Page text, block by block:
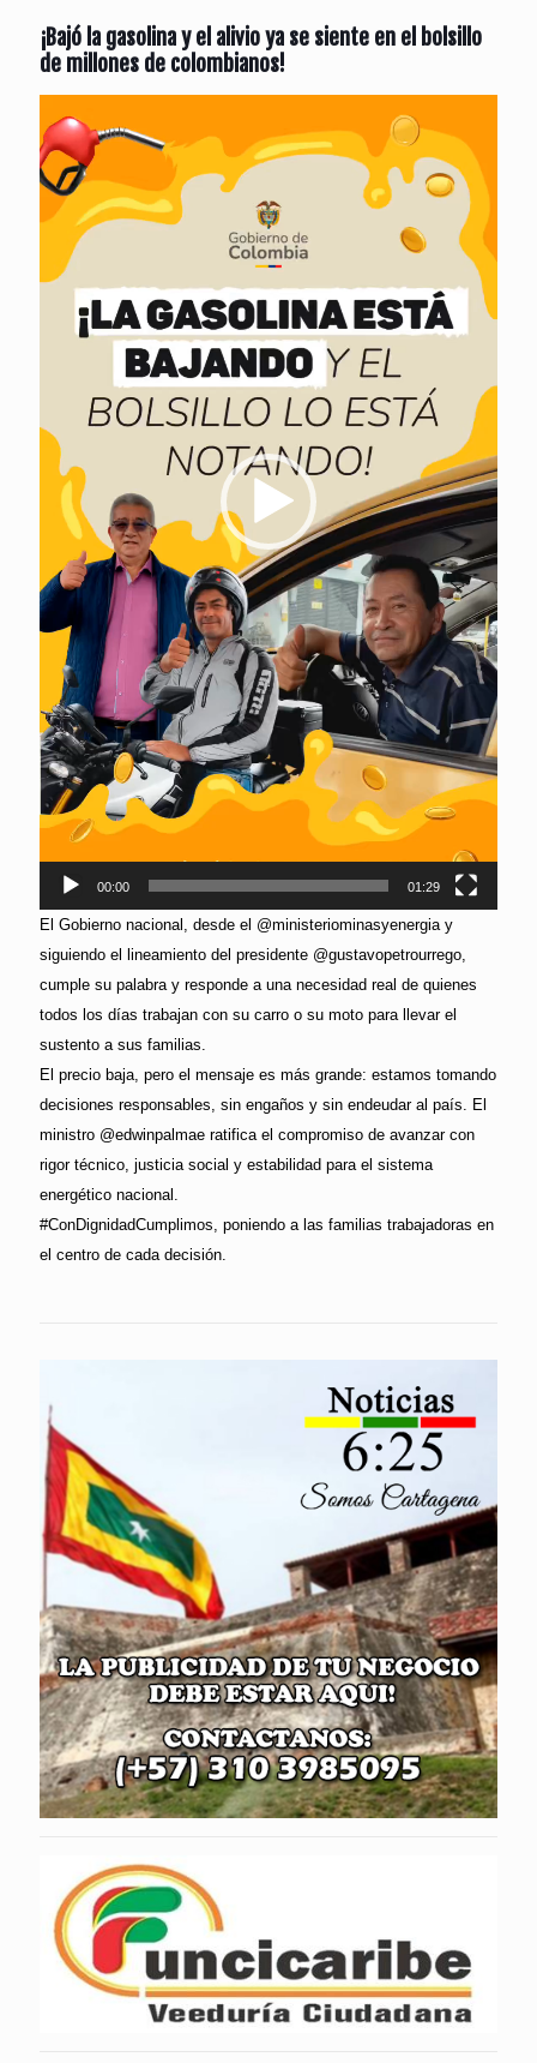
¡Bajó la gasolina y el alivio ya se siente en el bolsillo
de millones de colombianos!
de
vídeo
00:00 01:29
El Gobierno nacional, desde el @ministeriominasyenergia y
siguiendo el lineamiento del presidente @gustavopetrourrego,
cumple su palabra y responde a una necesidad real de quienes
todos los días trabajan con su carro o su moto para llevar el
sustento a sus familias.
El precio baja, pero el mensaje es más grande: estamos tomando
decisiones responsables, sin engaños y sin endeudar al país. El
ministro @edwinpalmae ratifica el compromiso de avanzar con
rigor técnico, justicia social y estabilidad para el sistema
energético nacional.
#ConDignidadCumplimos, poniendo a las familias trabajadoras en
el centro de cada decisión.